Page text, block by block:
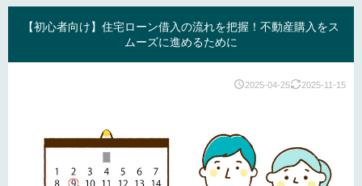
【初心者向け】住宅ローン借入の流れを把握！不動産購入をス
ムーズに進めるために
2025-04-25 2025-11-15